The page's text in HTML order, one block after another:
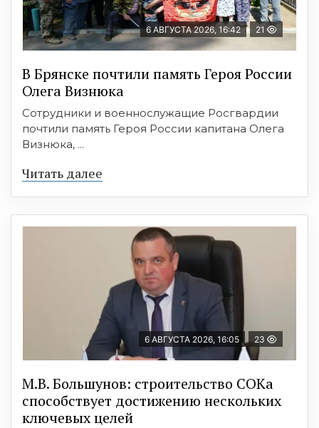
6 АВГУСТА 2026, 16:42 21
В Брянске почтили память Героя России
Олега Визнюка
Сотрудники и военнослужащие Росгвардии
почтили память Героя России капитана Олега
Визнюка, ...
Читать далее
6 АВГУСТА 2026, 16:05 23
М.В. Большунов: строительство СОКа
способствует достижению нескольких
ключевых целей